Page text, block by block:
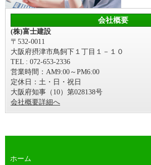
会社概要
(株)富士建設
〒532-0011
大阪府摂津市鳥飼下１丁目１－１０
TEL : 072-653-2336
営業時間：AM9:00～PM6:00
定休日：土・日・祝日
大阪府知事（10）第028138号
会社概要詳細へ
ホーム